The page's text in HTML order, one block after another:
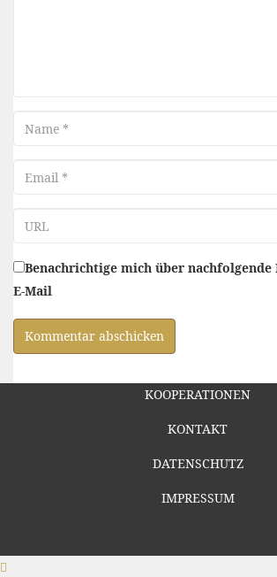
Name
Email
Benachrichtige mich über
E-Mail
KOOPERATIONEN
KONTAKT
DATENSCHUTZ
IMPRESSUM